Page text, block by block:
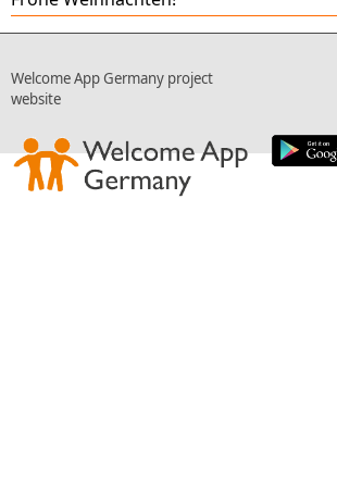
Welcome App Germany project
website